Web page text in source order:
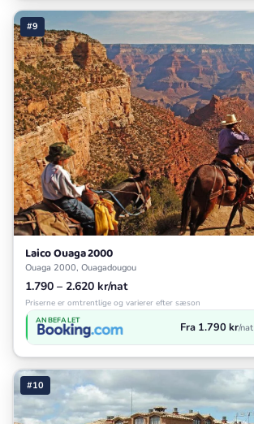
#9
Laico Ouaga 2000
Ouaga 2000, Ouagadougou
1.790 – 2.620 kr/nat
Priserne er omtrentlige og varierer efter sæson
ANBEFALET Fra 1.790 kr/nat
#10